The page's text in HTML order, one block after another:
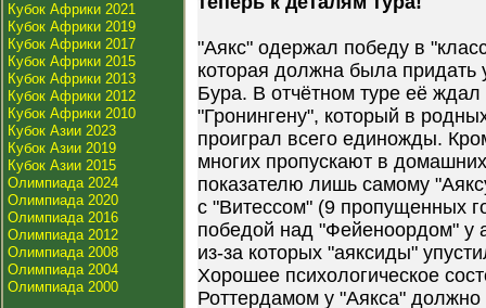
Кубок Африки 2021
Кубок Африки 2019
Кубок Африки 2017
Кубок Африки 2015
Кубок Африки 2013
Кубок Африки 2012
Кубок Африки 2010
Кубок Азии 2023
Кубок Азии 2019
Кубок Азии 2015
Олимпиада 2024
Олимпиада 2020
Олимпиада 2016
Олимпиада 2012
Олимпиада 2008
Олимпиада 2004
Олимпиада 2000
"Аякс" одержал победу в
которая должна была придать
Бура. В отчётном туре её ждал
"Гронингену", который в
проиграл всего единожды.
многих пропускают в
показателю лишь самому
с "Витессом" (9 пропущенных
победой над "Фейеноордом" у
из-за которых "аяксиды"
Хорошее психологическое
Роттердамом у "Аякса" должно